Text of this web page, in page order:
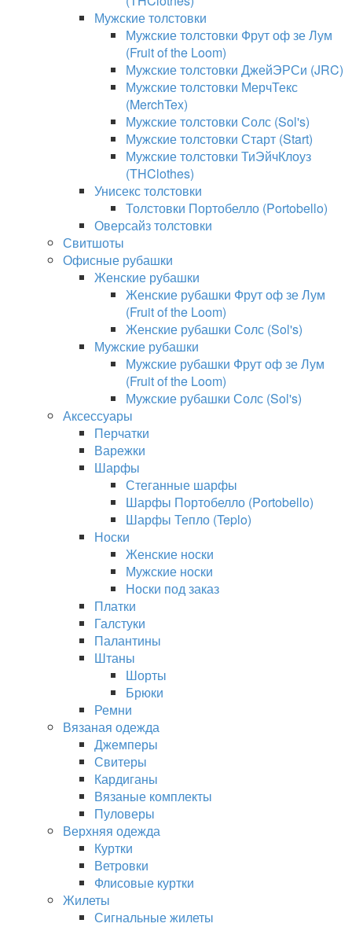
Мужские толстовки
Мужские толстовки Фрут оф зе Лум
(Fruit of the Loom)
Мужские толстовки ДжейЭРСи (JRC)
Мужские толстовки МерчТекс
(MerchTex)
Мужские толстовки Солс (Sol's)
Мужские толстовки Старт (Start)
Мужские толстовки ТиЭйчКлоуз
(THClothes)
Унисекс толстовки
Толстовки Портобелло (Portobello)
Оверсайз толстовки
Свитшоты
Офисные рубашки
Женские рубашки
Женские рубашки Фрут оф зе Лум
(Fruit of the Loom)
Женские рубашки Солс (Sol's)
Мужские рубашки
Мужские рубашки Фрут оф зе Лум
(Fruit of the Loom)
Мужские рубашки Солс (Sol's)
Аксессуары
Перчатки
Варежки
Шарфы
Стеганные шарфы
Шарфы Портобелло (Portobello)
Шарфы Тепло (Teplo)
Носки
Женские носки
Мужские носки
Носки под заказ
Платки
Галстуки
Палантины
Штаны
Шорты
Брюки
Ремни
Вязаная одежда
Джемперы
Свитеры
Кардиганы
Вязаные комплекты
Пуловеры
Верхняя одежда
Куртки
Ветровки
Флисовые куртки
Жилеты
Сигнальные жилеты